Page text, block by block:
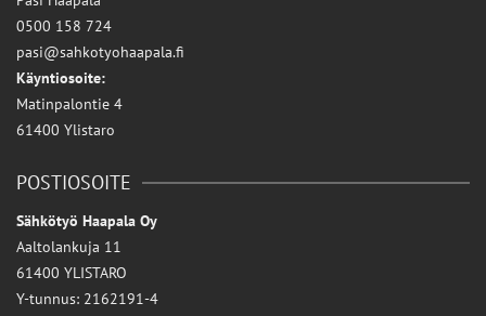
0500 158 724
pasi@sahkotyohaapala.fi
Käyntiosoite:
Matinpalontie 4
61400 Ylistaro
POSTIOSOITE
Sähkötyö Haapala Oy
Aaltolankuja 11
61400 YLISTARO
Y-tunnus: 2162191-4